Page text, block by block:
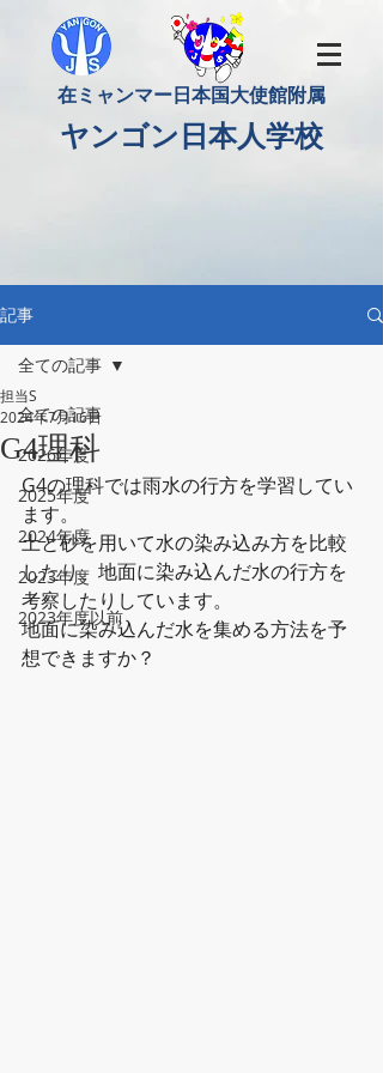
​在ミャンマー日本国大使館附属
​ヤンゴン日本人学校
記事
全ての記事
2026年度
2025年度
2024年度
2023年度
2023年度以前
全ての記事
G4理科
担当S
2024年7月16日
G4の理科では雨水の行方を学習してい
ます。
土と砂を用いて水の染み込み方を比較
したり、地面に染み込んだ水の行方を
考察したりしています。
地面に染み込んだ水を集める方法を予
想できますか？